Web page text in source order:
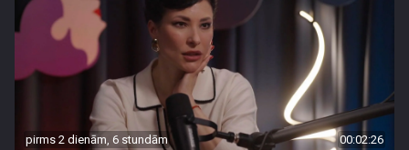
pirms 2 dienām, 6 stundām 00:02:26